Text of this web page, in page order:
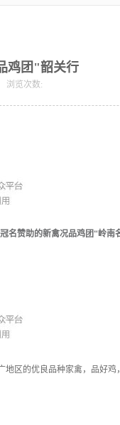
鸡团"韶关行
浏览次数:
赞助的新禽况品鸡团“岭南
区的优良品种家禽，品好鸡